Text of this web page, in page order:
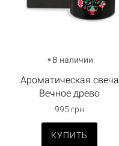
В наличии
Ароматическая свеча
Вечное древо
995 грн
КУПИТЬ